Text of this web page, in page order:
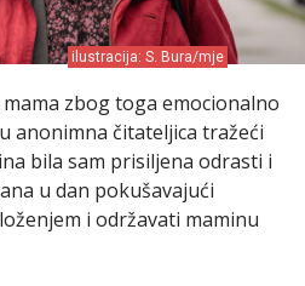
ilustracija: S. Bura/mje
zbog toga emocionalno
anonimna čitateljica tražeći
bila sam prisiljena odrasti i
u dan pokušavajući
i održavati maminu